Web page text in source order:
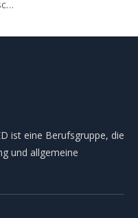
Werkzeugschrankwagen (DJ-TB-1)
ist eine Berufsgruppe, die
und allgemeine